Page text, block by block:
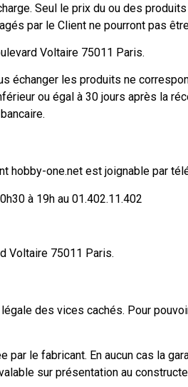
Seul le prix du ou des
par le Client ne pourront pas
Voltaire 75011 Paris.
échanger les produits ne
ou égal à 30 jours après la
hobby-one.net est joignable par
à 19h au 01.402.11.402
Voltaire 75011 Paris.
des vices cachés. Pour
le fabricant. En aucun cas la
sur présentation au